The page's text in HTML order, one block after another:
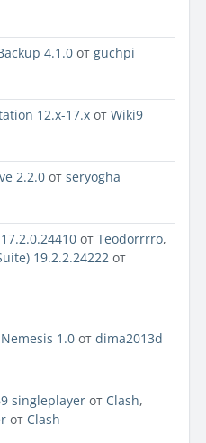
4.1.0 от guchpi
12.x-17.x от Wiki9
2.2.0 от seryogha
от Teodorrrro,
19.2.2.24222 от
1.0 от dima2013d
singleplayer от Clash,
от Clash